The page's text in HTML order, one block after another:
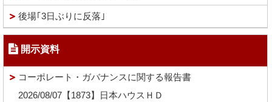
後場｢3日ぶりに反落｣
開示資料
コーポレート・ガバナンスに関する報告書
2026/08/07【1873】日本ハウスＨＤ